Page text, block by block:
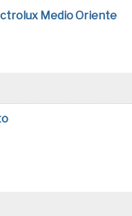
Medio Oriente